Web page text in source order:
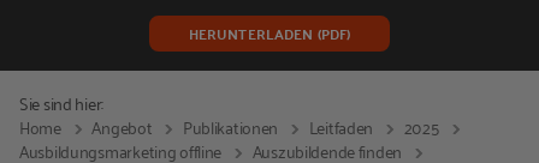
HERUNTERLADEN (PDF)
Sie sind hier:
Home
Angebot Publikationen Leitfaden
2025
Ausbildungsmarketing offline
Auszubildende finden